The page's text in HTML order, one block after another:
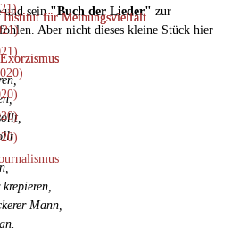
und sein"Buch der Lieder" zur
Aber nicht dieses kleine Stück hier
Mann,